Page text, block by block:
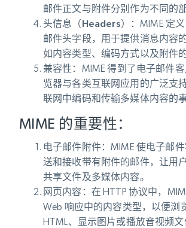
邮件正文与附件分别作为不同的
头信息（Headers）
：MIME 定
邮件头字段，用于提供消息内容
如内容类型、编码方式以及附件
兼容性 ：MIME 得到了电子邮件
览器与各类互联网应用的广泛支
联网中编码和传输多媒体内容的
MIME 的重要性：
电子邮件附件：MIME 使电子邮
送和接收带有附件的邮件，让用
共享文件及多媒体内容。
网页内容 ：在 HTTP 协议中，
Web 响应中的内容类型，以便浏
HTML、显示图片或播放音视频文